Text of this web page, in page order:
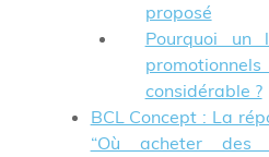
proposé
Pourquoi un
considérable ?
BCL Concept : La
“Où acheter des